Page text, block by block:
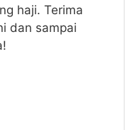
haji. Terima
dan sampai